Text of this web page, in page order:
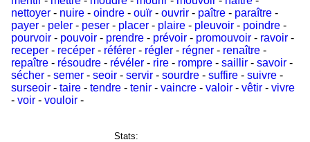
nettoyer - nuire - oindre - ouïr - ouvrir - paître - paraître -
payer - peler - peser - placer - plaire - pleuvoir - poindre -
pourvoir - pouvoir - prendre - prévoir - promouvoir - ravoir -
receper - recéper - référer - régler - régner - renaître -
repaître - résoudre - révéler - rire - rompre - saillir - savoir -
sécher - semer - seoir - servir - sourdre - suffire - suivre -
surseoir - taire - tendre - tenir - vaincre - valoir - vêtir - vivre
- voir - vouloir -
Stats: